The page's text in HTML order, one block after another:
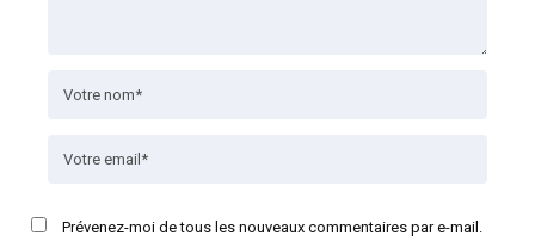
Prévenez-moi de tous les nouveaux commentaires par e-mail.